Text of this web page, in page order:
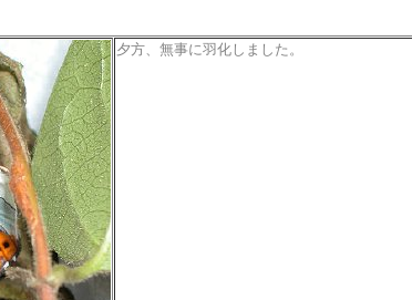
夕方、無事に羽化しました。